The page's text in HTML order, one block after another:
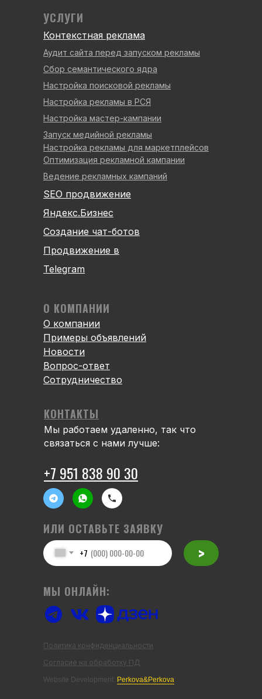
УСЛУГИ
Контекстная реклама
Аудит сайта перед запуском рекламы
Сбор семантического ядра
Настройка поисковой рекламы
Настройка рекламы в РСЯ
Настройка мастер-кампании
Запуск медийной рекламы
Настройка рекламы для маркетплейсов
Оптимизация рекламной кампании
Ведение рекламных кампаний
SEO продвижение
Яндекс.Бизнес
Создание чат-ботов
Продвижение в
Telegram
О КОМПАНИИ
О компании
Примеры объявлений
Новости
Вопрос-ответ
Сотрудничество
Политика конфиденциальности
Согласие на обработку ПД
Website Development: Perkova&Perkova
+7 >
ИЛИ ОСТАВЬТЕ ЗАЯВКУ
МЫ ОНЛАЙН:
КОНТАКТЫ
Мы работаем удаленно, так что
связаться с нами лучше:
+7 951 838 90 30